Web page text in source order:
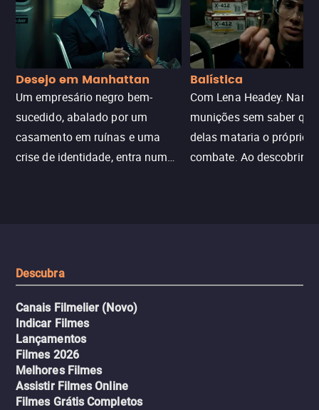
Desejo em Manhattan
Um empresário negro bem-
sucedido, abalado por um
casamento em ruínas e uma
crise de identidade, entra num
Balística
Com Lena Headey.
munições sem saber
delas mataria o próprio
combate. Ao descobrir a
Descubra
Canais Filmelier (Novo)
Indicar Filmes
Lançamentos
Filmes 2026
Melhores Filmes
Assistir Filmes Online
Filmes Grátis Completos